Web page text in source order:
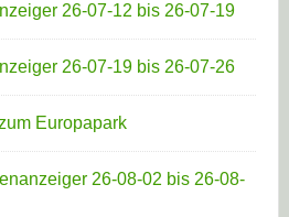
26-07-12 bis 26-07-19
26-07-19 bis 26-07-26
Europapark
26-08-02 bis 26-08-